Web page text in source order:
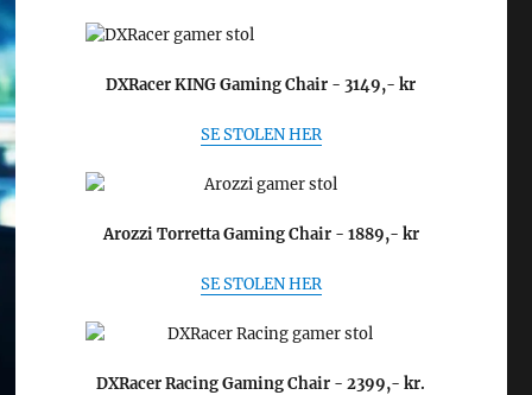
DXRacer KING Gaming Chair - 3149,- kr
SE STOLEN HER
Arozzi Torretta Gaming Chair - 1889,- kr
SE STOLEN HER
DXRacer Racing Gaming Chair - 2399,- kr.